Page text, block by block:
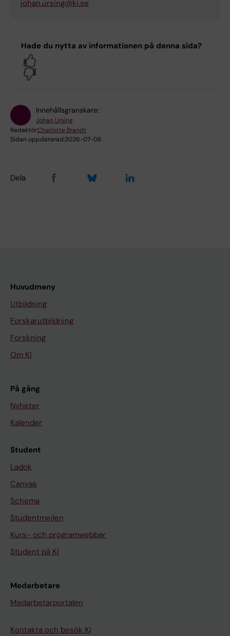
johan.ursing@ki.se
Hade du nytta av informationen på denna sida?
Innehållsgranskare:
Johan Ursing
Redaktör:Charlotte Brandt
Sidan uppdaterad:2026-07-06
Dela
Huvudmeny
Utbildning
Forskarutbildning
Forskning
Om KI
På gång
Nyheter
Kalender
Student
Ladok
Canvas
Schema
Studentmejlen
Kurs- och programwebbar
Student på KI
Medarbetare
Medarbetarportalen
Kontakta och besök KI